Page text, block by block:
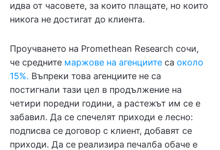
идва от часовете, за които плащате, но които
никога не достигат до клиента.
Проучването на Promethean Research сочи,
че средните маржове на агенциите са около
15%. Въпреки това агенциите не са
постигнали тази цел в продължение на
четири поредни години, а растежът им се е
забавил. Да се спечелят приходи е лесно:
подписва се договор с клиент, добавят се
приходи. Да се реализира печалба обаче е